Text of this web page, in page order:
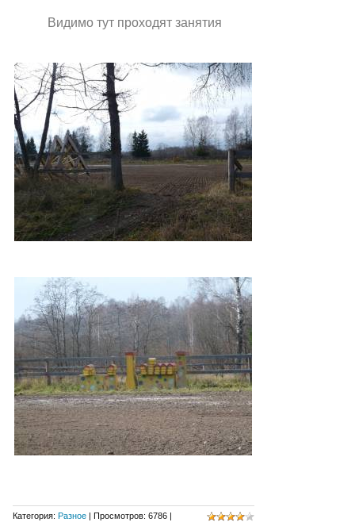
Видимо тут проходят занятия
Категория: Разное | Просмотров: 6786 |